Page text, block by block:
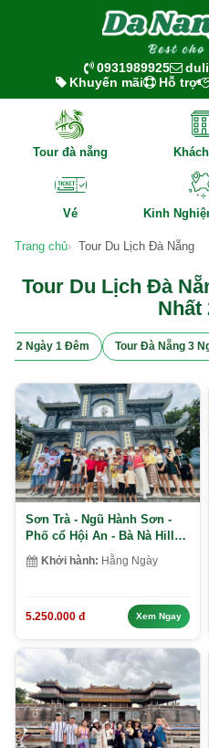
0931989925
Khuyến mãi
Hỗ trợ
Tour đà nẵng
Vé Kinh
Trang chủ Tour Du Lịch Đà Nẵng
Tour Du Lịch Đà
Nhất
2 Ngày 1 Đêm Tour Đà Nẵng 3
Sơn Trà - Ngũ Hành Sơn -
Phố cổ Hội An - Bà Nà Hills -
Huế - Động Phong Nha
Khởi hành: Hằng Ngày
5.250.000 đ Xem Ngay